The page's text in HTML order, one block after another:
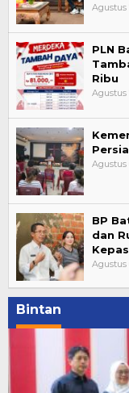
Agustus
PLN
Ribu
Agustus
Agustus
BP
dan
Agustus
Bintan